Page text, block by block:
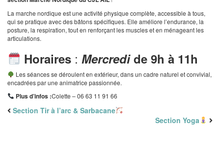
La marche nordique est une activité physique complète, accessible à tous,
qui se pratique avec des bâtons spécifiques. Elle améliore l’endurance, la
posture, la respiration, tout en renforçant les muscles et en ménageant les
articulations.
Horaires :Mercredide 9h à 11h
Les séances se déroulent en extérieur, dans un cadre naturel et convivial,
encadrées par une animatrice passionnée.
Plus d’infos :Colette – 06 63 11 91 66
Section Tir à l’arc & Sarbacane
Section Yoga